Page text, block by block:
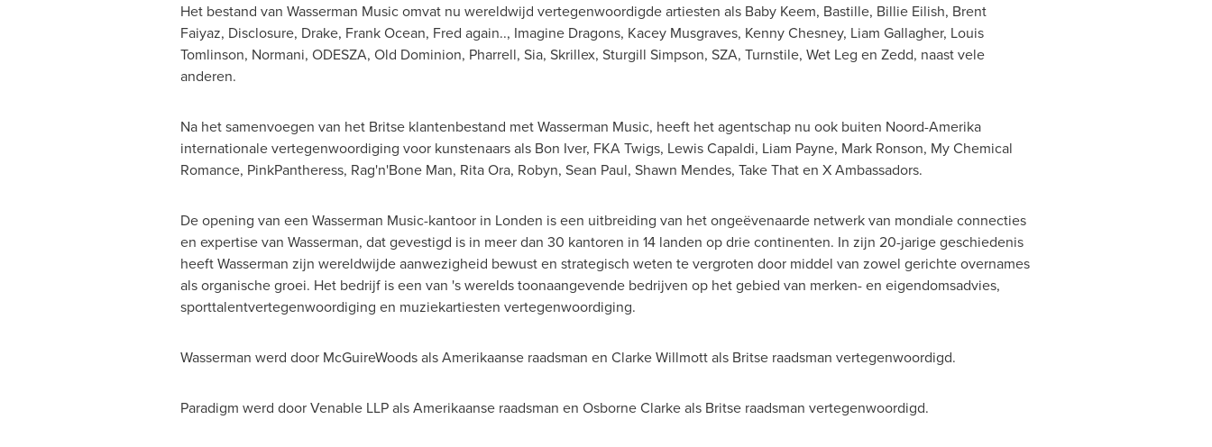
Het bestand van Wasserman Musicomvat nu wereldwijd vertegenwoordigde artiesten als Baby Keem, Bastille, Billie Eilish, Brent
Faiyaz, Disclosure, Drake, Frank Ocean, Fred again.., Imagine Dragons, Kacey Musgraves, Kenny Chesney, Liam Gallagher, Louis
Tomlinson, Normani, ODESZA, Old Dominion, Pharrell, Sia, Skrillex, Sturgill Simpson, SZA, Turnstile, Wet Leg en Zedd, naast vele
anderen.
Na het samenvoegen van het Britse klantenbestand metWasserman Music, heeft het agentschap nu ook buiten Noord-Amerika
internationale vertegenwoordiging voor kunstenaars als Bon Iver, FKA Twigs, Lewis Capaldi, Liam Payne, Mark Ronson, My Chemical
Romance, PinkPantheress, Rag'n'Bone Man, Rita Ora, Robyn, Sean Paul, Shawn Mendes, Take That en X Ambassadors.
De opening van een Wasserman Music-kantoor in Londen is een uitbreiding van het ongeëvenaarde netwerk van mondiale connecties
en expertise van Wasserman, dat gevestigd is in meer dan 30 kantoren in 14 landen op drie continenten. In zijn 20-jarige geschiedenis
heeft Wasserman zijn wereldwijde aanwezigheid bewust en strategisch weten te vergroten door middel van zowel gerichte overnames
als organische groei. Het bedrijf is een van 's werelds toonaangevende bedrijven op het gebied van merken- en eigendomsadvies,
sporttalentvertegenwoordiging en muziekartiesten vertegenwoordiging.
Wasserman werd door McGuireWoods als Amerikaanse raadsman en Clarke Willmottals Britse raadsman vertegenwoordigd.
Paradigm werd door Venable LLP als Amerikaanse raadsman en Osborne Clarke als Britse raadsman vertegenwoordigd.